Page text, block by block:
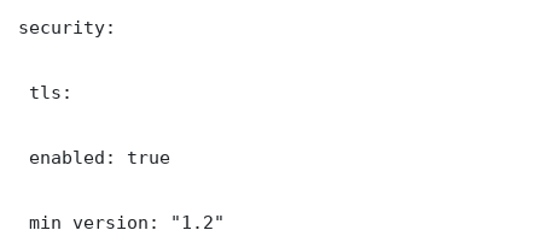
security:
tls:
enabled: true
min_version: "1.2"